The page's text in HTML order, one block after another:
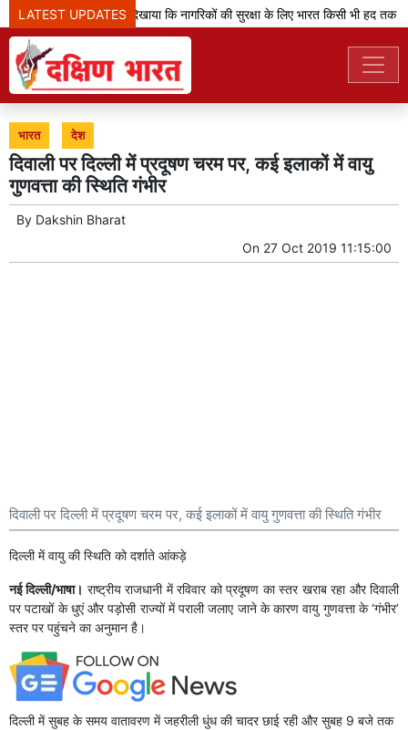
LATEST UPDATES
'ऑपरेशन सिंदूर' ने दिखाया कि नागरिकों की सुरक्षा के लिए भारत किसी भी हद तक
भारत देश
दिवाली पर दिल्ली में प्रदूषण चरम पर, कई इलाकों में वायु
गुणवत्ता की स्थिति गंभीर
By Dakshin Bharat
On 27 Oct 2019 11:15:00
दिवाली पर दिल्ली में प्रदूषण चरम पर, कई इलाकों में वायु गुणवत्ता की स्थिति गंभीर
दिल्ली में वायु की स्थिति को दर्शाते आंकड़े
नई दिल्ली/भाषा। राष्ट्रीय राजधानी में रविवार को प्रदूषण का स्तर खराब रहा और दिवाली
पर पटाखों के धुएं और पड़ोसी राज्यों में पराली जलाए जाने के कारण वायु गुणवत्ता के ‘गंभीर’
स्तर पर पहुंचने का अनुमान है।
दिल्ली में सुबह के समय वातावरण में जहरीली धुंध की चादर छाई रही और सुबह 9 बजे तक